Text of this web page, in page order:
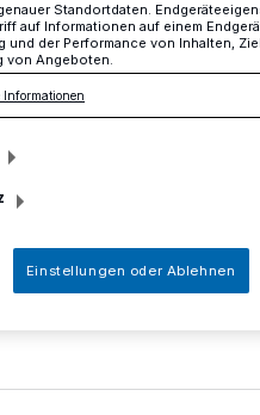
bis 2045
soll Mettmann
eines Workshops
Unterstützung eines
überarbeitet wurde.
Standortdaten.
auf Informationen auf einem
und der Performance von Inhalten,
von Angeboten.
Einstellungen oder Ablehnen